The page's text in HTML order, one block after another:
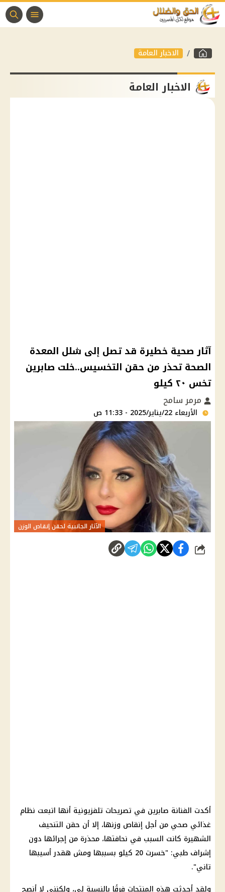
الاخبار العامة
الاخبار العامة
آثار صحية خطيرة قد تصل إلى شلل المعدة
الصحة تحذر من حقن التخسيس..خلت صابرين
تخس ٢٠ كيلو
مرمر سامح
الأربعاء 22/يناير/2025 - 11:33 ص
الآثار الجانبية لحقن إنقاص الوزن
شارك
أكدت الفنانة صابرين في تصريحات تلفزيونية أنها اتبعت نظام
غذائي صحي من أجل إنقاص وزنها، إلا أن حقن التنحيف
الشهيرة كانت السبب في نحافتها، محذرة من إجرائها دون
إشراف طبي: "خسرت 20 كيلو بسببها ومش ​​هقدر أسيبها
تاني".
ولقد أحدثت هذه المنتجات فرقًا بالنسبة لي، ولكنني لا أنصح